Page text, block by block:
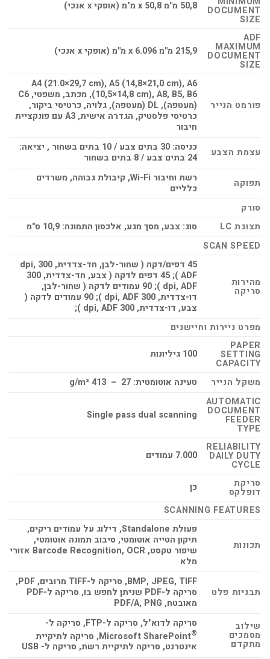
DOCUMENT
SIZE
50,8 מ"מ x 50,8 מ"מ (אופקי x אנכי)
ADF
MAXIMUM
DOCUMENT
SIZE
215,9 מ"מ x 6.096 מ"מ (אופקי x אנכי)
פורמט הנייר
A4 (21.0×29,7 cm), A5 (14,8×21,0 cm), A6
(10,5×14,8 cm), A8, B5, B6, מכתב, משפטי, C6
(מעטפה), DL (מעטפה), גלויה, כרטיסי ביקור,
כרטיסי פלסטיק, הגדרה אישית, A3 עם פונקציית
חיבור
עצמת הצבע
כניסה: 30 בתים צבע / 10 בתים בשחור , יציאה:
24 בתים צבע / 8 בתים בשחור
תפוקה
רשת וחיבור Wi-Fi, קיבולת גבוהה, משרדים
כלליים
סורק
תצוגת LC
סוג: צבע, מסך מגע, אלכסון התמונה: 10,9 ס"מ
SCAN SPEED
מהירות
סריקה
45 דפים/דקה ( שחור-לבן, חד-צדדית, 300 dpi,
ADF ); 45 דפים לדקה ( צבע, חד-צדדית, 300
dpi, ADF ); 90 עמודים לדקה ( שחור-לבן,
דו-צדדית, 300 dpi, ADF ); 90 עמודים לדקה (
צבע, דו-צדדית, 300 dpi, ADF );
מפרט ניירות וחיישנים
PAPER
SETTING
CAPACITY
100 גיליונות
משקל הנייר
טעינה אוטומטית: 27 – 413 g/m²
AUTOMATIC
DOCUMENT
FEEDER
TYPE
Single pass dual scanning
RELIABILITY
DAILY DUTY
CYCLE
7.000 עמודים
סריקת
דופלקס
כן
SCANNING FEATURES
תכונות
פעולת Standalone, דילוג על עמודים ריקים,
תיקון הטייה אוטומטי, סיבוב תמונה אוטומטי,
שיפור טקסט, Barcode Recognition, OCR אזורי
מלא
תבניות פלט
BMP, JPEG, TIFF, סריקה ל-TIFF מרובים, PDF,
סריקה ל-PDF שניתן לחפש בו, סריקה ל-PDF
מאובטח, PDF/A, PNG
שילוב
מסמכים
מתקדם
סריקה לדוא"ל, סריקה ל-FTP, סריקה ל-
Microsoft SharePoint‎, סריקה לתיקיית
אינטרנט, סריקה לתיקיית רשת, סריקה ל- USB